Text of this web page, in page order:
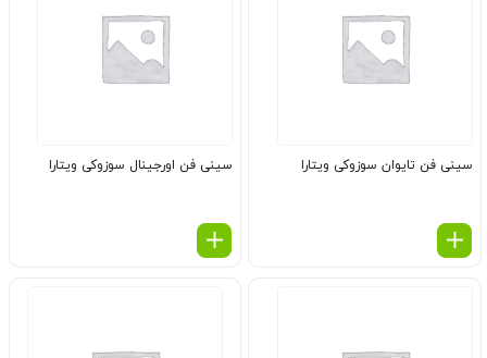
سینی فن تایوان سوزوکی ویتارا سینی فن اورجینال سوزوکی ویتارا